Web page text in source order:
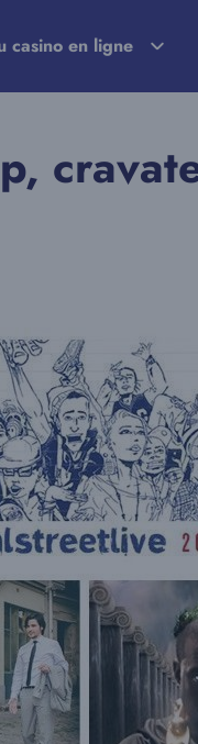
casino en ligne